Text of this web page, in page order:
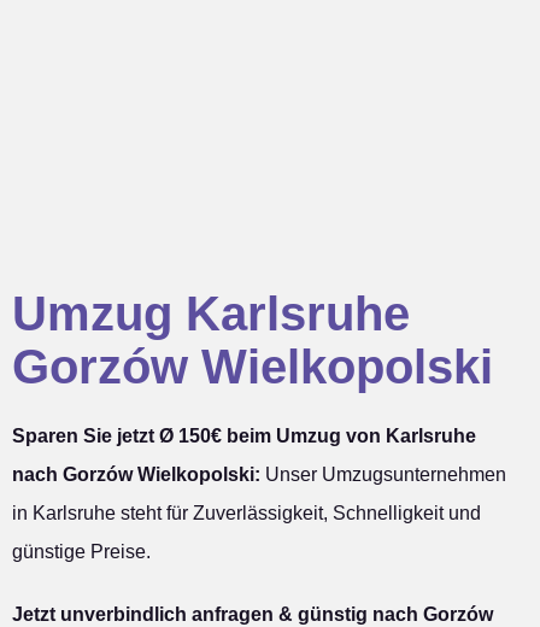
Umzug Karlsruhe
Gorzów Wielkopolski
Sparen Sie jetzt Ø 150€ beim Umzug von Karlsruhe
nach Gorzów Wielkopolski: Unser Umzugsunternehmen
in Karlsruhe steht für Zuverlässigkeit, Schnelligkeit und
günstige Preise.
Jetzt unverbindlich anfragen & günstig nach Gorzów